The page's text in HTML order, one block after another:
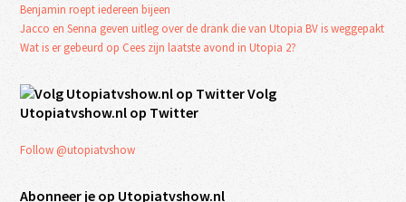
Benjamin roept iedereen bijeen
Jacco en Senna geven uitleg over de drank die van Utopia BV is weggepakt
Wat is er gebeurd op Cees zijn laatste avond in Utopia 2?
Volg
Utopiatvshow.nl op Twitter
Follow @utopiatvshow
Abonneer je op Utopiatvshow.nl